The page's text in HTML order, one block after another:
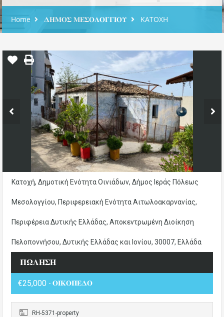
Home 𝚫𝚮𝚳𝚶𝚺 𝚳𝚬𝚺𝚶𝚲𝚶𝚪𝚪𝚰𝚶𝚼 ΚΑΤΟΧΗ
Κατοχή, Δημοτική Ενότητα Οινιάδων, Δήμος Ιεράς Πόλεως
Μεσολογγίου, Περιφερειακή Ενότητα Αιτωλοακαρνανίας,
Περιφέρεια Δυτικής Ελλάδας, Αποκεντρωμένη Διοίκηση
Πελοποννήσου, Δυτικής Ελλάδας και Ιονίου, 30007, Ελλάδα
𝚷𝛀𝚲𝚮𝚺𝚮
€25,000 - 𝚶𝚰𝚱𝚶𝚷𝚬𝚫𝚶
RH-5371-property